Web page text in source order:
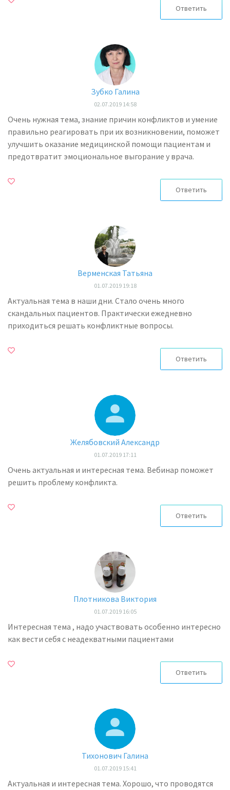
Ответить
Зубко Галина
02.07.2019 14:58
Очень нужная тема, знание причин конфликтов и умение
правильно реагировать при их возникновении, поможет
улучшить оказание медицинской помощи пациентам и
предотвратит эмоциональное выгорание у врача.
Ответить
Верменская Татьяна
01.07.2019 19:18
Актуальная тема в наши дни. Стало очень много
скандальных пациентов. Практически ежедневно
приходиться решать конфликтные вопросы.
Ответить
Желябовский Александр
01.07.2019 17:11
Очень актуальная и интересная тема. Вебинар поможет
решить проблему конфликта.
Ответить
Плотникова Виктория
01.07.2019 16:05
Интересная тема , надо участвовать особенно интересно
как вести себя с неадекватными пациентами
Ответить
Тихонович Галина
01.07.2019 15:41
Актуальная и интересная тема. Хорошо, что проводятся